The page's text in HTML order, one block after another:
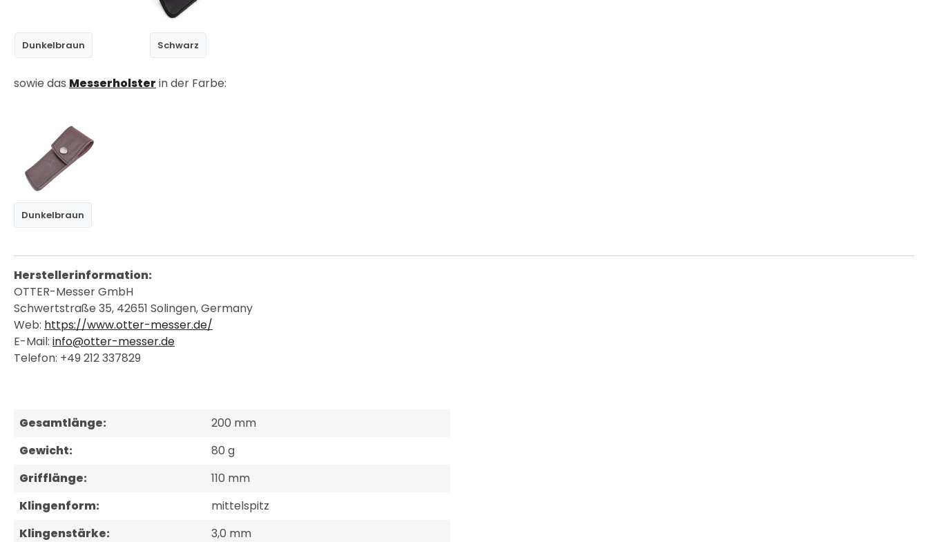
Dunkelbraun Schwarz
sowie das Messerholster in der Farbe:
Dunkelbraun
Herstellerinformation:
OTTER-Messer GmbH
Schwertstraße 35, 42651 Solingen, Germany
Web: https://www.otter-messer.de/
E-Mail: info@otter-messer.de
Telefon: +49 212 337829
Gesamtlänge:
200 mm
Gewicht:
80 g
Grifflänge:
110 mm
Klingenform:
mittelspitz
Klingenstärke:
3,0 mm